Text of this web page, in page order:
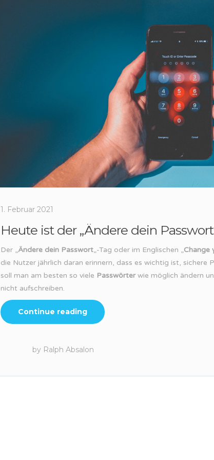
1. Februar 2021
Heute ist der „Ändere dein
Der „Ändere dein Passwort„-Tag oder im Englischen „Change
die Nutzer jährlich daran erinnern, dass es wichtig ist, sichere
soll man am besten so viele Passwörterwie möglich ändern
nicht aufschreiben.
Continue reading
by Ralph Absalon